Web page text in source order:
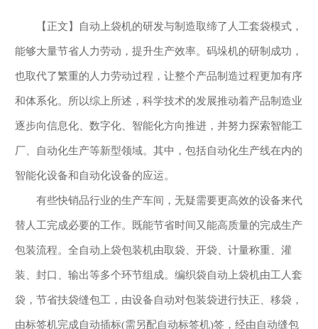
【正文】自动上袋机的研发与制造取缔了人工套袋模式，
能够大量节省人力劳动，提升生产效率。码垛机的研制成功，
也取代了繁重的人力劳动过程，让整个产品制造过程更加有序
和体系化。所以综上所述，科学技术的发展推动着产品制造业
逐步向信息化、数字化、智能化方向推进，并努力探索智能工
厂、自动化生产等新型领域。其中，包括自动化生产线在内的
智能化设备和自动化设备的应运。
有些快销品行业的生产车间，无疑需要更高效的设备来代
替人工完成必要的工作。既能节省时间又能高质量的完成生产
包装流程。全自动上袋包装机由取袋、开袋、计量称重、灌
装、封口、输出等多个环节组成。编织袋自动上袋机由工人套
袋，节省扶袋缝包工，由设备自动对包装袋进行扶正、移袋，
由标签机完成自动插标(需另配自动标签机)签，经由自动缝包